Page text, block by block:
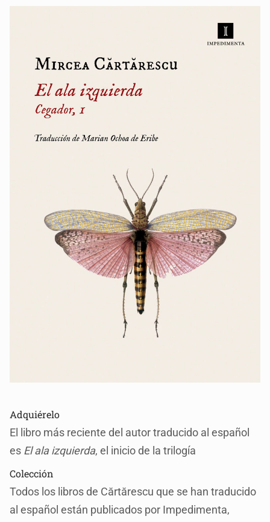
Adquiérelo
El libro más reciente del autor traducido al español
es El ala izquierda, el inicio de la trilogía
Colección
Todos los libros de Cărtărescu que se han traducido
al español están publicados por Impedimenta,